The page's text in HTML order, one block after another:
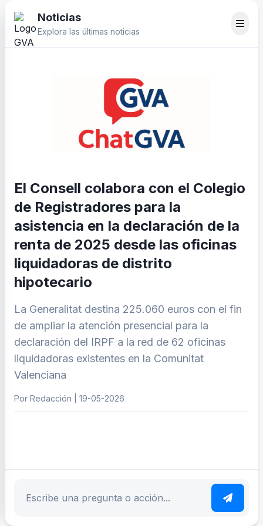
Noticias
Explora las últimas noticias
El Consell colabora con el Colegio
de Registradores para la
asistencia en la declaración de la
renta de 2025 desde las oficinas
liquidadoras de distrito
hipotecario
La Generalitat destina 225.060 euros con el fin
de ampliar la atención presencial para la
declaración del IRPF a la red de 62 oficinas
liquidadoras existentes en la Comunitat
Valenciana
Por Redacción | 19-05-2026
Escribe tu pregunta